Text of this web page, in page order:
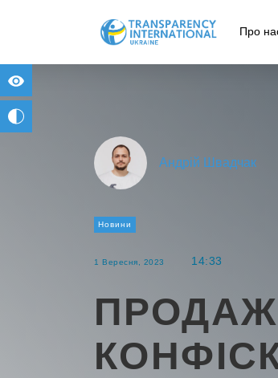
Про
Андрій Швадчак
Новини
1 Вересня, 2023 14:33
ПРОДАЖ